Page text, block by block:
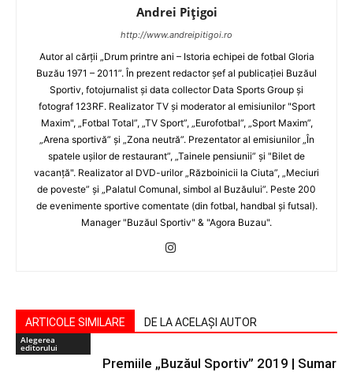
Andrei Pițigoi
http://www.andreipitigoi.ro
Autor al cărţii „Drum printre ani – Istoria echipei de fotbal Gloria
Buzău 1971 – 2011”. În prezent redactor şef al publicaţiei Buzăul
Sportiv, fotojurnalist şi data collector Data Sports Group şi
fotograf 123RF. Realizator TV şi moderator al emisiunilor "Sport
Maxim", „Fotbal Total”, „TV Sport”, „Eurofotbal”, „Sport Maxim”,
„Arena sportivă” şi „Zona neutră”. Prezentator al emisiunilor „În
spatele uşilor de restaurant”, „Tainele pensiunii” şi "Bilet de
vacanţă". Realizator al DVD-urilor „Războinicii la Ciuta”, „Meciuri
de poveste” şi „Palatul Comunal, simbol al Buzăului”. Peste 200
de evenimente sportive comentate (din fotbal, handbal şi futsal).
Manager "Buzăul Sportiv" & "Agora Buzau".
ARTICOLE SIMILARE DE LA ACELAȘI AUTOR
Alegerea
editorului
Premiile „Buzăul Sportiv” 2019 | Sumar